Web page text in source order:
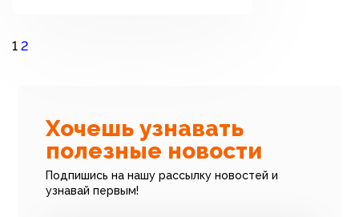
1 2
Хочешь узнавать
полезные новости
Подпишись на нашу рассылку новостей и
узнавай первым!